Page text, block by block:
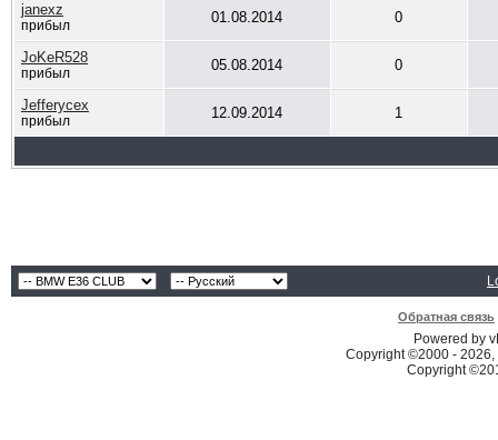
janexz
прибыл 01.08.2014 0
JoKeR528
прибыл 05.08.2014 0
Jefferycex
прибыл 12.09.2014 1
Обратная связь
Powered by
Copyright ©2000 -
Copyright